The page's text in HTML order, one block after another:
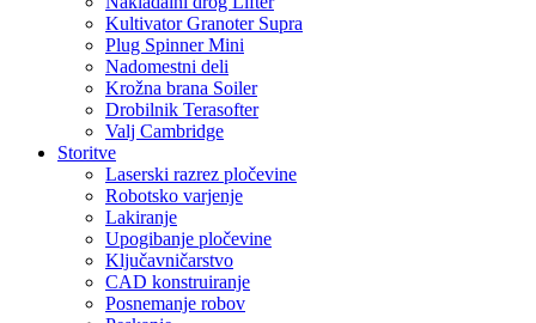
Kultivator Granoter Supra
Plug Spinner Mini
Nadomestni deli
Krožna brana Soiler
Drobilnik Terasofter
Valj Cambridge
Storitve
Laserski razrez pločevine
Robotsko varjenje
Lakiranje
Upogibanje pločevine
Ključavničarstvo
CAD konstruiranje
Posnemanje robov